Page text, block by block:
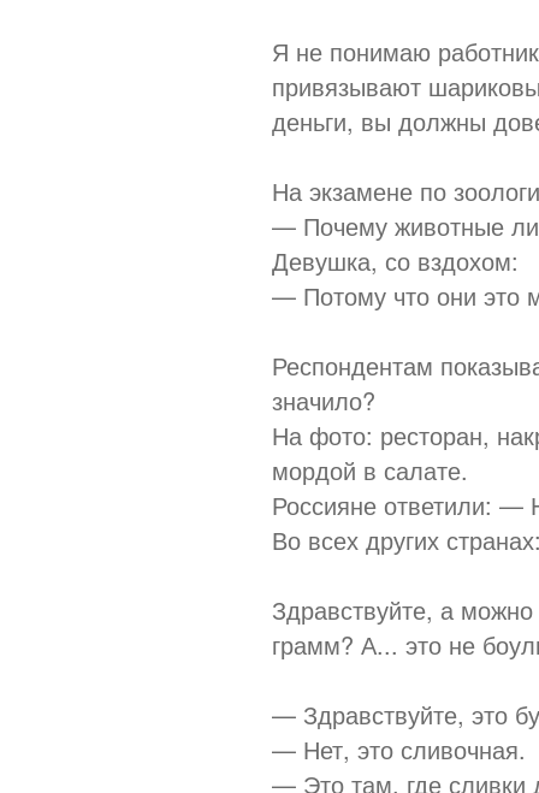
Я не понимаю
привязывают
деньги, вы должны
На экзамене по
— Почему животные
Девушка, со вздохом:
— Потому что они это
Респондентам
значило?
На фото: ресторан,
мордой в салате.
Россияне ответили: —
Во всех других
Здравствуйте, а можно
грамм? А... это не
— Здравствуйте, это
— Нет, это сливочная.
— Это там, где сливки